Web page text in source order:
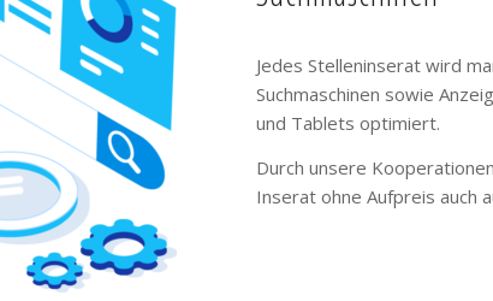
Jedes Stelleninserat wird
Suchmaschinen sowie
und Tablets optimiert.
Durch unsere
Inserat ohne Aufpreis auch